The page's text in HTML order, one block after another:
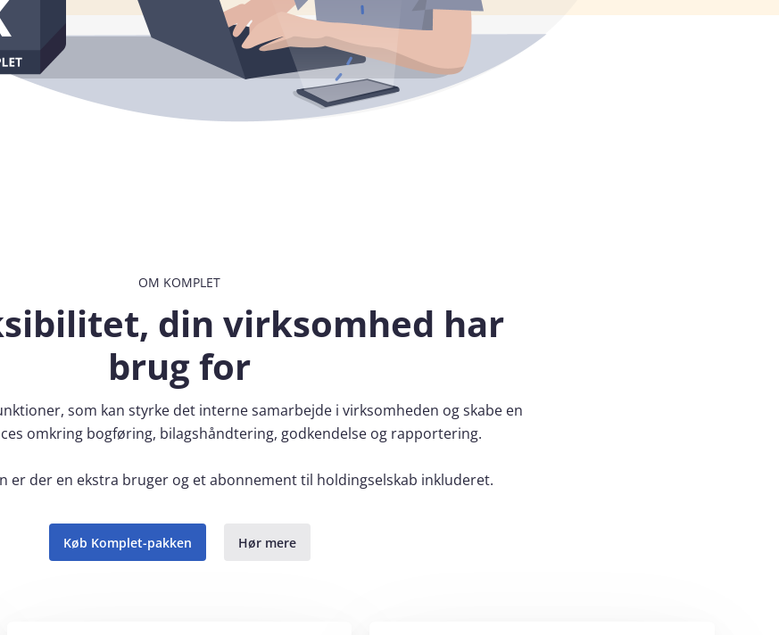
OM KOMPLET
din virksomhed har
brug for
som kan styrke det interne samarbejde i virksomheden og skabe en
omkring bogføring, bilagshåndtering, godkendelse og rapportering.
er der en ekstra bruger og et abonnement til holdingselskab inkluderet.
Køb Komplet-pakken Hør mere